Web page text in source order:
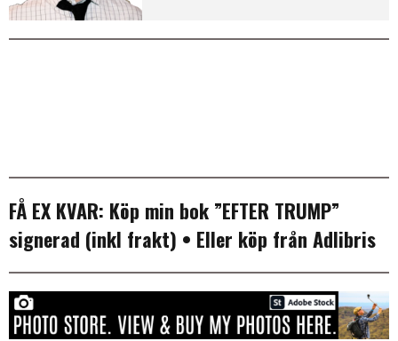
FÅ EX KVAR: Köp min bok ”EFTER TRUMP”
signerad (inkl frakt) • Eller köp från Adlibris